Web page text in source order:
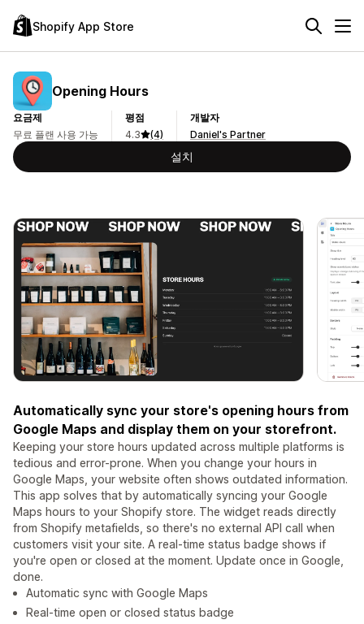
Shopify App Store
Opening Hours
요금제
무료 플랜 사용 가능
평점
4.3
(4)
개발자
Daniel's Partner
설치
Automatically sync your store's opening hours from
Google Maps and display them on your storefront.
Keeping your store hours updated across multiple platforms is
tedious and error-prone. When you change your hours in
Google Maps, your website often shows outdated information.
This app solves that by automatically syncing your Google
Maps hours to your Shopify store. The widget reads directly
from Shopify metafields, so there's no external API call when
customers visit your site. A real-time status badge shows if
you're open or closed at the moment. Update once in Google,
done.
Automatic sync with Google Maps
Real-time open or closed status badge